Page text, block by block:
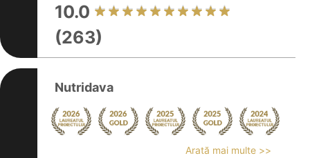
10.0
(263)
Nutridava
Arată mai multe >>